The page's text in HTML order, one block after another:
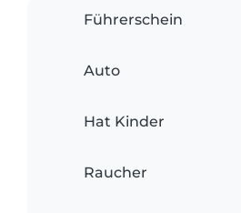
Führerschein
Auto
Hat Kinder
Raucher